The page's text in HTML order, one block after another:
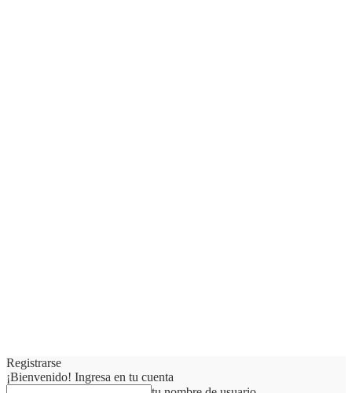
Registrarse
¡Bienvenido! Ingresa en tu cuenta